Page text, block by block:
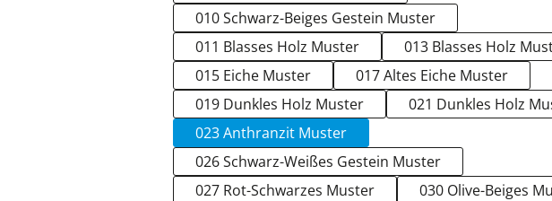
010 Schwarz-Beiges Gestein Muster
011 Blasses Holz Muster
013 Blasses Holz
015 Eiche Muster
017 Altes Eiche Muster
019 Dunkles Holz Muster
021 Dunkles Holz
023 Anthranzit Muster
026 Schwarz-Weißes Gestein Muster
027 Rot-Schwarzes Muster
030 Olive-Beiges